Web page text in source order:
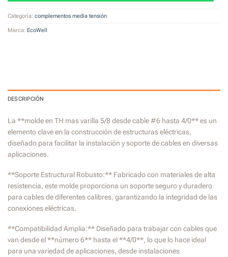
Categoría: complementos media tensión
Marca: EcoWell
DESCRIPCIÓN
La **molde en TH mas varilla 5/8 desde cable #6 hasta 4/0** es un
elemento clave en la construcción de estructuras eléctricas,
diseñado para facilitar la instalación y soporte de cables en diversas
aplicaciones.
**Soporte Estructural Robusto:** Fabricado con materiales de alta
resistencia, este molde proporciona un soporte seguro y duradero
para cables de diferentes calibres, garantizando la integridad de las
conexiones eléctricas.
**Compatibilidad Amplia:** Diseñado para trabajar con cables que
van desde el **número 6** hasta el **4/0**, lo que lo hace ideal
para una variedad de aplicaciones, desde instalaciones